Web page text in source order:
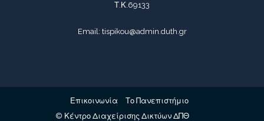
Τ.Κ.69133
Email: tispikou@admin.duth.gr
Επικοινωνία
Το Πανεπιστήμιο
© Κέντρο Διαχείρισης Δικτύων ΔΠΘ